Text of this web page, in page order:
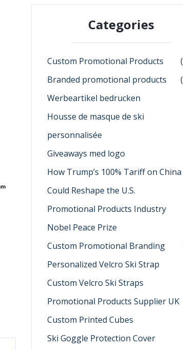
Categories
Custom Promotional Products
Branded promotional products
Werbeartikel bedrucken
Housse de masque de ski
personnalisée
Giveaways med logo
How Trump’s 100% Tariff on China
Could Reshape the U.S.
Promotional Products Industry
Nobel Peace Prize
Custom Promotional Branding
Personalized Velcro Ski Strap
Custom Velcro Ski Straps
Promotional Products Supplier UK
Custom Printed Cubes
Ski Goggle Protection Cover